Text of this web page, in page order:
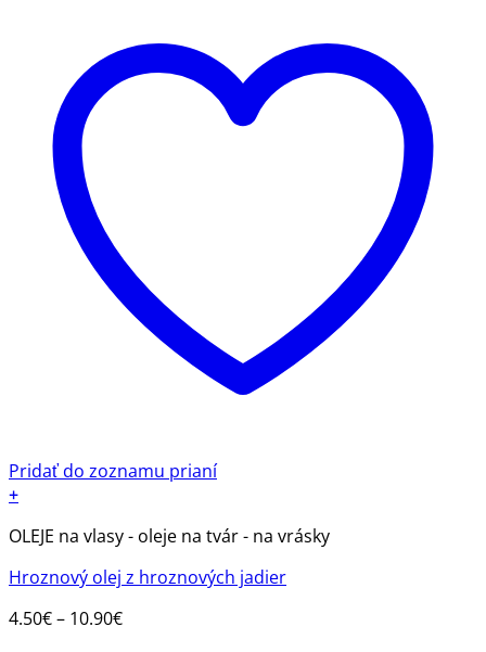
Pridať do zoznamu prianí
+
produkt
má
viacero
variantov.
OLEJE na vlasy - oleje na tvár - na vrásky
Hroznový olej z hroznových jadier
4.50€– 10.90€Price